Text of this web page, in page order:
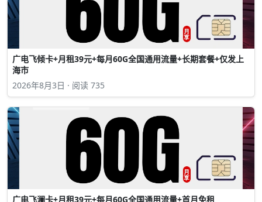
广电飞倾卡+月租39元+每月60G全国通用流量+长期套餐+仅发上
海市
2026年8月3日 · 阅读 735
广电飞澜卡+月租39元+每月60G全国通用流量+首月免租